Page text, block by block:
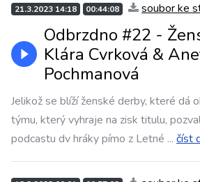
21.3.2023 14:18 00:44:08 soubor ke
Odbrzdno #22 -
Klára Cvrková &
Pochmanová
Jelikož se blíží ženské derby, které dá
týmu, který vyhraje na zisk titulu,
podcastu dv hráky pímo z Letné ... číst